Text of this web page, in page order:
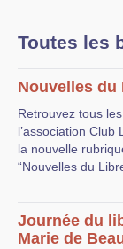
Toutes les
Nouvelles du
Retrouvez tous
l’association
la nouvelle
“Nouvelles du
Journée du
Marie de